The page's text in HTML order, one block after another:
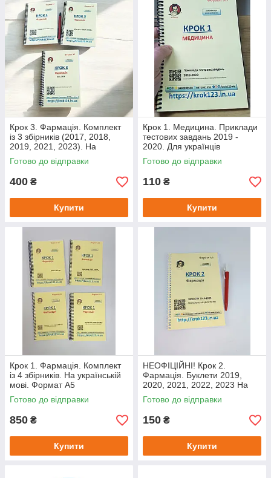
Крок 3. Фармація. Комплект
із 3 збірників (2017, 2018,
2019, 2021, 2023). На
українській мові. Формат А5
Готово до відправки
400 ₴
Купити
Крок 1. Медицина. Приклади
тестових завдань 2019 -
2020. Для українців
україномовних. Формат А5
Готово до відправки
110 ₴
Купити
Крок 1. Фармація. Комплект
із 4 збірників. На українській
мові. Формат А5
Готово до відправки
850 ₴
Купити
НЕОФІЦІЙНІ! Крок 2.
Фармація. Буклети 2019,
2020, 2021, 2022, 2023 На
українській мові. Формат А5
Готово до відправки
150 ₴
Купити